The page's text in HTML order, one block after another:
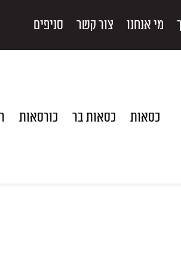
מי אנחנו צור קשר סניפים
כסאות כסאות בר כורסאות